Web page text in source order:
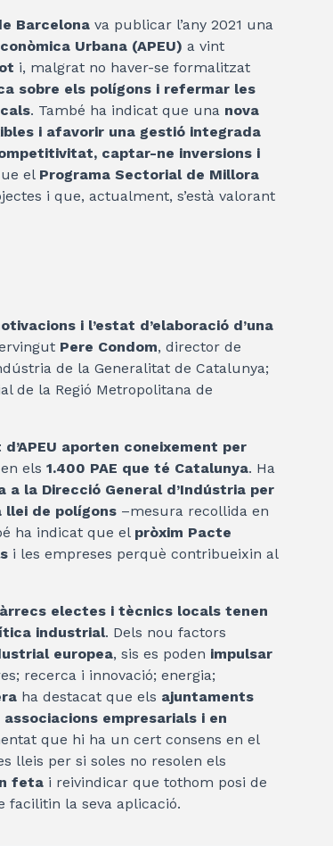
Barcelona va publicar l’any 2021 una
Urbana (APEU) a vint
i, malgrat no haver-se formalitzat
sobre els polígons i refermar les
. També ha indicat que una nova
i afavorir una gestió integrada
captar-ne inversions i
el Programa Sectorial de Millora
i que, actualment, s’està valorant
i l’estat d’elaboració d’una
Pere Condom, director de
de la Generalitat de Catalunya;
de la Regió Metropolitana de
aporten coneixement per
els 1.400 PAE que té Catalunya. Ha
la Direcció General d’Indústria per
de polígons –mesura recollida en
ha indicat que el pròxim Pacte
i les empreses perquè contribueixin al
electes i tècnics locals tenen
industrial. Dels nou factors
europea, sis es poden impulsar
recerca i innovació; energia;
ha destacat que els ajuntaments
empresarials i en
que hi ha un cert consens en el
lleis per si soles no resolen els
feta i reivindicar que tothom posi de
facilitin la seva aplicació.